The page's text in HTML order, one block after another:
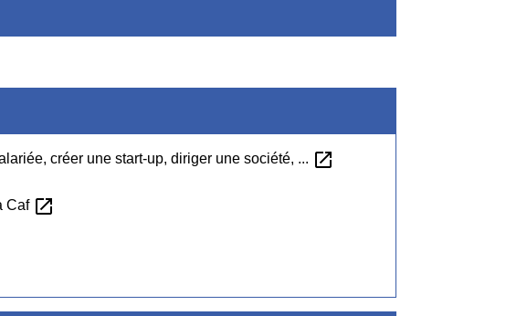
créer une start-up, diriger une société, ... open_in_new
Caf open_in_new